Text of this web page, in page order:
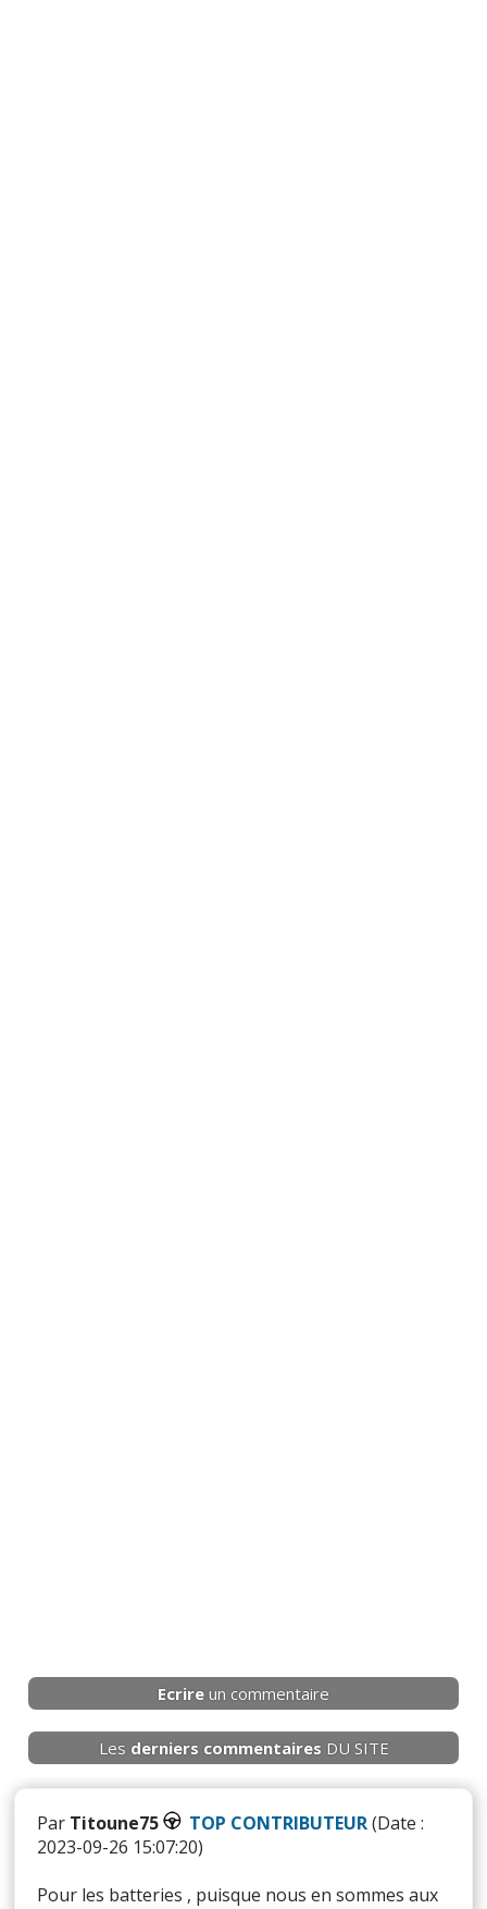
Ecrire un commentaire
Les derniers commentaires DU SITE
Par Titoune75 TOP CONTRIBUTEUR(Date :
2023-09-26 15:07:20)
Pour les batteries , puisque nous en sommes aux